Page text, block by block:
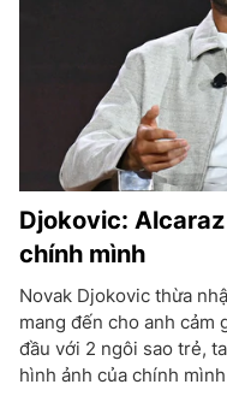
Djokovic:
chính mình
Novak Djokovic thừa
mang đến cho anh cảm
đầu với 2 ngôi sao trẻ,
hình ảnh của chính